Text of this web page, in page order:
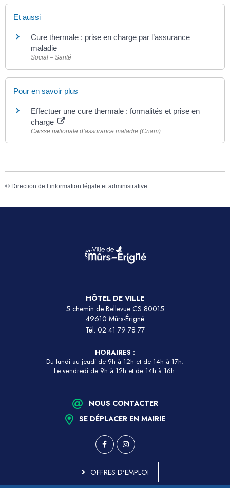
Et aussi
Cure thermale : prise en charge par l’assurance
maladie
Social – Santé
Pour en savoir plus
Effectuer une cure thermale : formalités et prise en
charge
Caisse nationale d’assurance maladie (Cnam)
© Direction de l’information légale et administrative
HÔTEL DE VILLE
5 chemin de Bellevue CS 80015
49610 Mûrs-Érigné
Tél. 02 41 79 78 77
HORAIRES :
Du lundi au jeudi de 9h à 12h et de 14h à 17h.
Le vendredi de 9h à 12h et de 14h à 16h.
NOUS CONTACTER
SE DÉPLACER EN MAIRIE
OFFRES D'EMPLOI